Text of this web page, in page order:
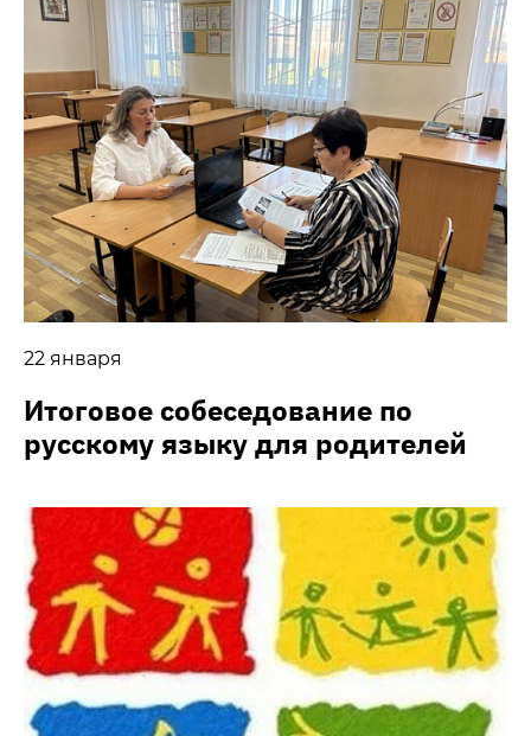
22 января
Итоговое собеседование по
русскому языку для родителей